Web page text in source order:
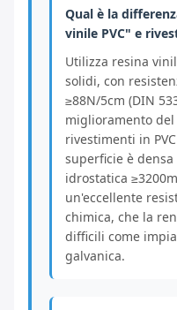
Qual è la
vinile PVC" e
Utilizza resina
solidi, con
≥88N/5cm (DIN
miglioramento
rivestimenti in
superficie è
idrostatica
un'eccellente
chimica, che la
difficili come
galvanica.